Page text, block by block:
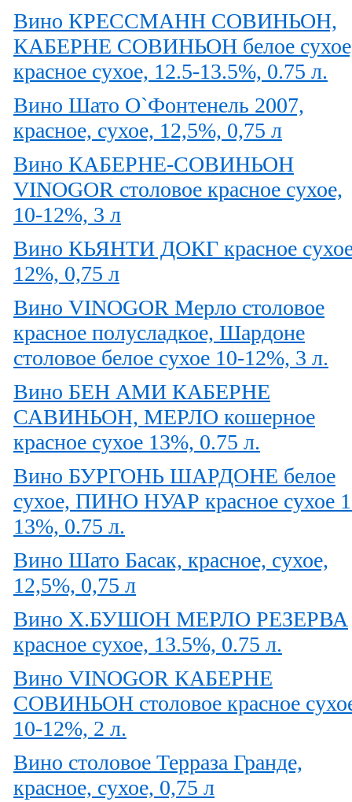
Вино КРЕССМАНН СОВИНЬОН,
КАБЕРНЕ СОВИНЬОН белое
красное сухое, 12.5-13.5%, 0.75 л.
Вино Шато О`Фонтенель 2007,
красное, сухое, 12,5%, 0,75 л
Вино КАБЕРНЕ-СОВИНЬОН
VINOGOR столовое красное сухое,
10-12%, 3 л
Вино КЬЯНТИ ДОКГ красное
12%, 0,75 л
Вино VINOGOR Мерло столовое
красное полусладкое, Шардоне
столовое белое сухое 10-12%, 3 л.
Вино БЕН АМИ КАБЕРНЕ
САВИНЬОН, МЕРЛО кошерное
красное сухое 13%, 0.75 л.
Вино БУРГОНЬ ШАРДОНЕ белое
сухое, ПИНО НУАР красное сухое
13%, 0.75 л.
Вино Шато Басак, красное, сухое,
12,5%, 0,75 л
Вино Х.БУШОН МЕРЛО РЕЗЕРВА
красное сухое, 13.5%, 0.75 л.
Вино VINOGOR КАБЕРНЕ
СОВИНЬОН столовое красное
10-12%, 2 л.
Вино столовое Терраза Гранде,
красное, сухое, 0,75 л